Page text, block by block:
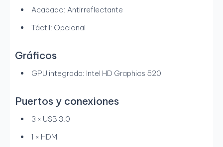
Acabado: Antirreflectante
Táctil: Opcional
Gráficos
GPU integrada: Intel HD Graphics 520
Puertos y conexiones
3 × USB 3.0
1 × HDMI